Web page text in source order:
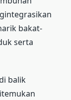
bakat-
serta
balik